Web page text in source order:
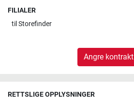
FILIALER
til Storefinder
Angre kontrakt
RETTSLIGE OPPLYSNINGER